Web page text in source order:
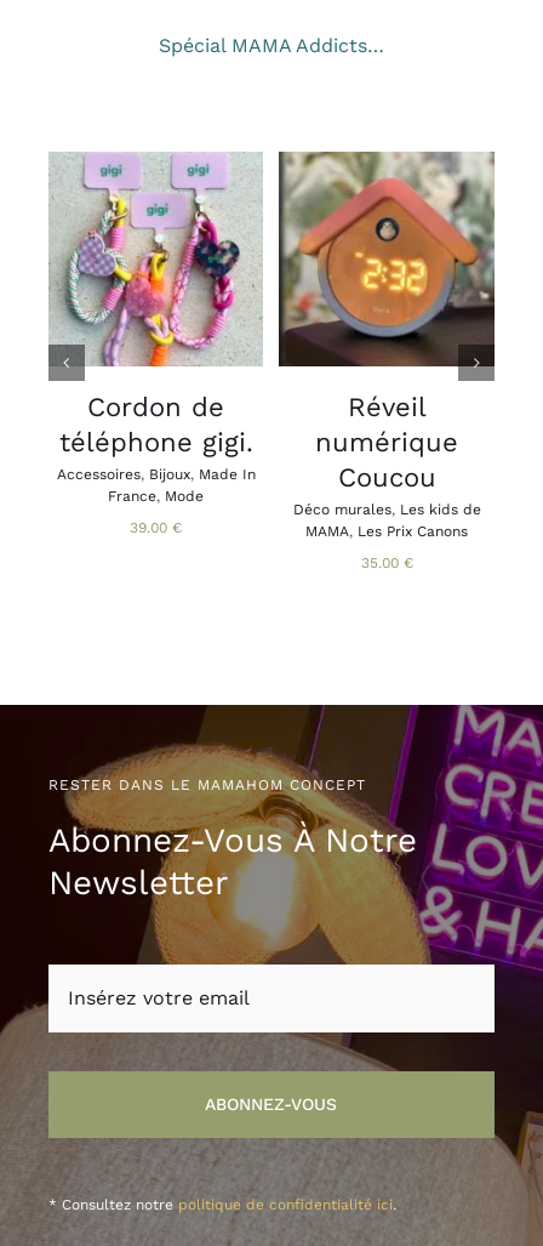
Spécial MAMA Addicts…
CHOIX DES
OPTIONS
CE
PRODUIT
A
PLUSIEURS
VARIATIONS.
LES
OPTIONS
PEUVENT
ÊTRE
CHOISIES
/
DÉTAILS
Cordon de
téléphone gigi.
Accessoires, Bijoux, Made In
France, Mode
39.00 €
AJOUTER AU
PANIER
/
DÉTAILS
Réveil
numérique
Coucou
Déco murales, Les kids de
MAMA, Les Prix Canons
35.00 €
RESTER DANS LE MAMAHOM CONCEPT
Abonnez-Vous À Notre
Newsletter
ABONNEZ-VOUS
* Consultez notre politique de confidentialité ici.